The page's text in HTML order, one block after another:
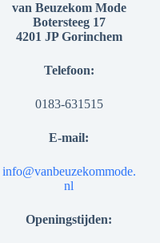
van Beuzekom Mode
Botersteeg 17
4201 JP Gorinchem
Telefoon:
0183-631515
E-mail:
info@vanbeuzekommode.
nl
Openingstijden: